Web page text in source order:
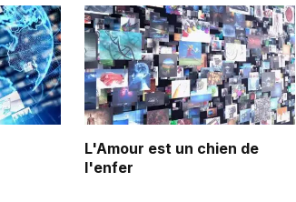
L'Amour est un chien de
l'enfer